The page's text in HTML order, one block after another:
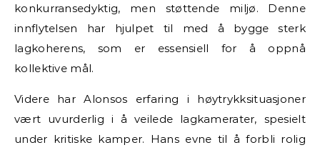
konkurransedyktig, men støttende miljø. Denne
innflytelsen har hjulpet til med å bygge sterk
lagkoherens, som er essensiell for å oppnå
kollektive mål.
Videre har Alonsos erfaring i høytrykksituasjoner
vært uvurderlig i å veilede lagkamerater, spesielt
under kritiske kamper. Hans evne til å forbli rolig